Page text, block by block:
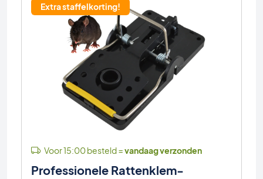
Extra staffelkorting!
Voor 15:00 besteld =vandaag verzonden
Professionele Rattenklem-